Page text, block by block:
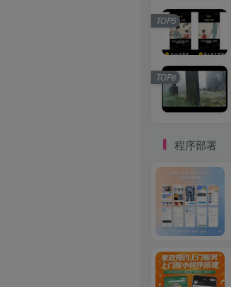
TOP5
TOP6
程序部署